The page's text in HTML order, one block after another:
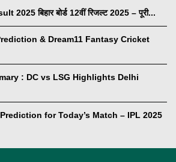
बिहार बोर्ड 12वीं रिजल्ट 2025 – पूरी...
& Dream11 Fantasy Cricket
: DC vs LSG Highlights Delhi
for Today’s Match – IPL 2025